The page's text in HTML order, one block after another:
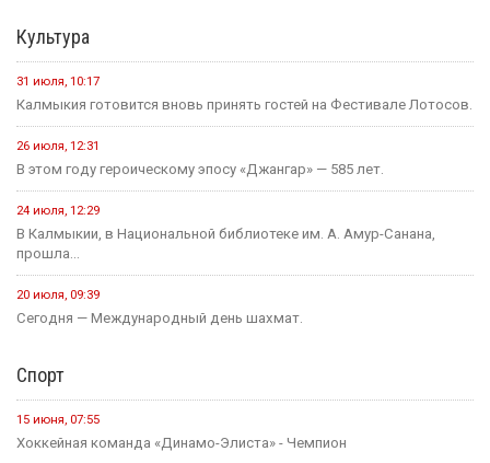
Культура
31 июля, 10:17
Калмыкия готовится вновь принять гостей на Фестивале Лотосов.
26 июля, 12:31
В этом году героическому эпосу «Джангар» — 585 лет.
24 июля, 12:29
В Калмыкии, в Национальной библиотеке им. А. Амур-Санана,
прошла...
20 июля, 09:39
Сегодня — Международный день шахмат.
Спорт
15 июня, 07:55
Хоккейная команда «Динамо-Элиста» - Чемпион